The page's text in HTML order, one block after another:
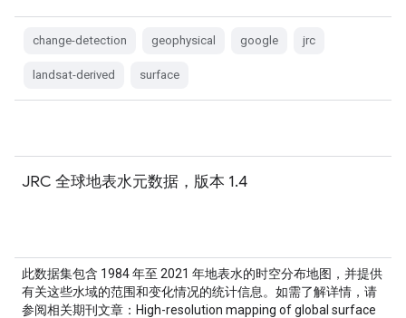
change-detection geophysical google jrc
landsat-derived surface
JRC 全球地表水元数据，版本 1.4
此数据集包含 1984 年至 2021 年地表水的时空分布地图，并提供
有关这些水域的范围和变化情况的统计信息。如需了解详情，请
参阅相关期刊文章：High-resolution mapping of global surface